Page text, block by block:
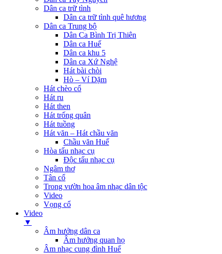
Dân ca trữ tình
Dân ca trữ tình quê hương
Dân ca Trung bộ
Dân Ca Bình Trị Thiên
Dân ca Huế
Dân ca khu 5
Dân ca Xứ Nghệ
Hát bài chòi
Hò – Ví Dặm
Hát chèo cổ
Hát ru
Hát then
Hát trống quân
Hát tuồng
Hát văn – Hát chầu văn
Chầu văn Huế
Hòa tấu nhạc cụ
Độc tấu nhạc cụ
Ngâm thơ
Tân cổ
Trong vườn hoa âm nhạc dân tộc
Video
Vọng cổ
Video
▼
Âm hưởng dân ca
Âm hưởng quan họ
Âm nhạc cung đình Huế